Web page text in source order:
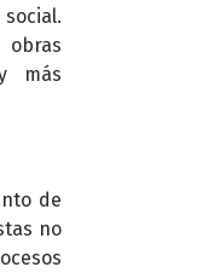
más
de
no